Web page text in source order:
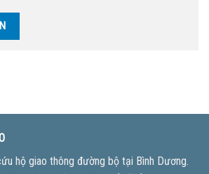
hộ giao thông đường bộ tại Bình Dương.